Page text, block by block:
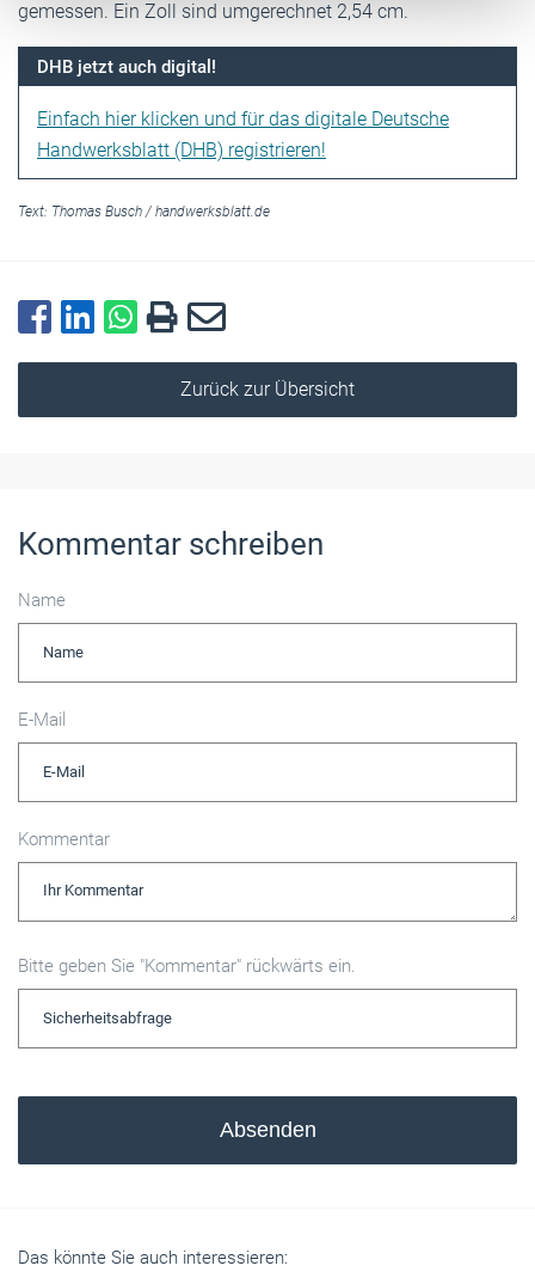
gemessen. Ein Zoll sind umgerechnet 2,54 cm.
DHB jetzt auch digital!
Einfach hier klicken und für das digitale Deutsche
Handwerksblatt (DHB) registrieren!
Text: Thomas Busch / handwerksblatt.de
Zurück zur Übersicht
Kommentar schreiben
Name
E-Mail
Kommentar
Bitte geben Sie "Kommentar" rückwärts ein.
Absenden
Das könnte Sie auch interessieren: